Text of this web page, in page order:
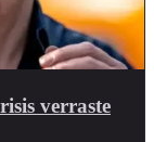
verraste